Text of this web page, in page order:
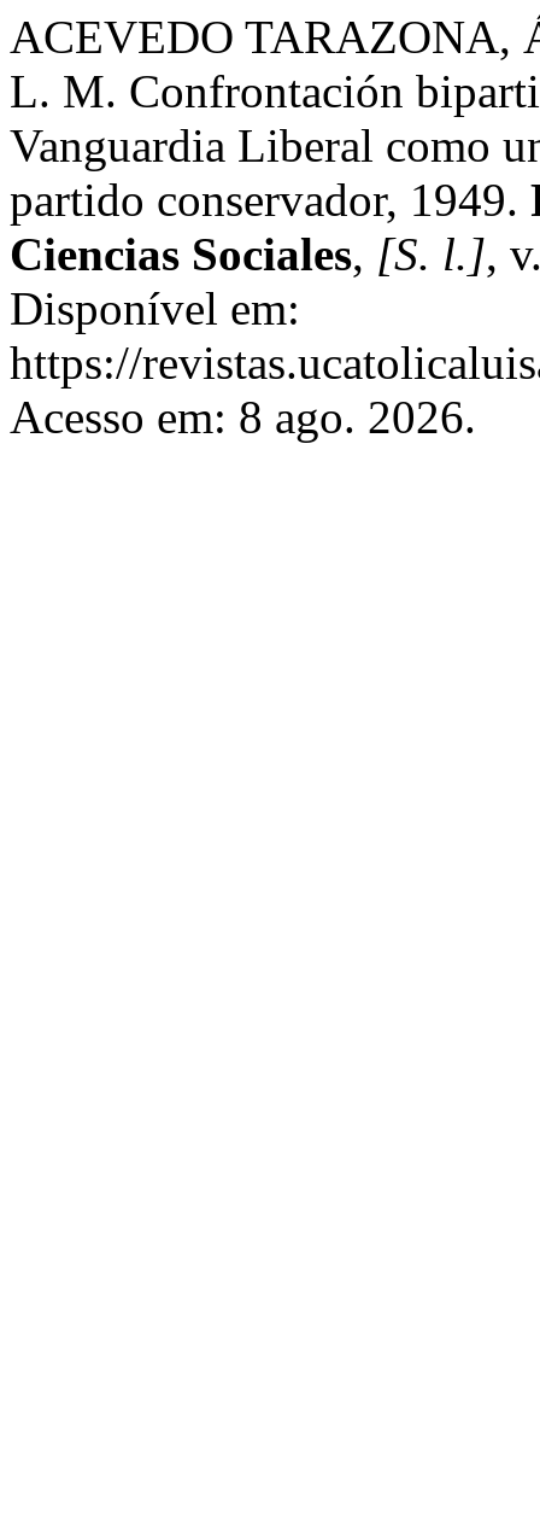
ACEVEDO TARAZONA,
L. M. Confrontación
Vanguardia Liberal como
partido conservador, 1949.
Ciencias Sociales, [S. l.],
Disponível em:
https://
Acesso em: 8 ago. 2026.